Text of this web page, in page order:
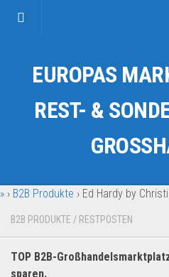
Kategorien
Auto & Motorrad
Fahrzeuge & Transport
Garten & Werkzeug
Geschäft, Büro & Schreibwaren
Geschenkartikel
EUROPAS
REST- &
» › B2B Produkte › Ed Hardy by
B2B PRODUKTE / RESTPOSTEN
TOP B2B-
sparen.